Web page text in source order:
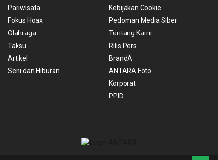
Pariwisata
Fokus Hoax
Olahraga
Taksu
Artikel
Seni dan Hiburan
Kebijakan Cookie
Pedoman Media Siber
Tentang Kami
Rilis Pers
BrandA
ANTARA Foto
Korporat
PPID